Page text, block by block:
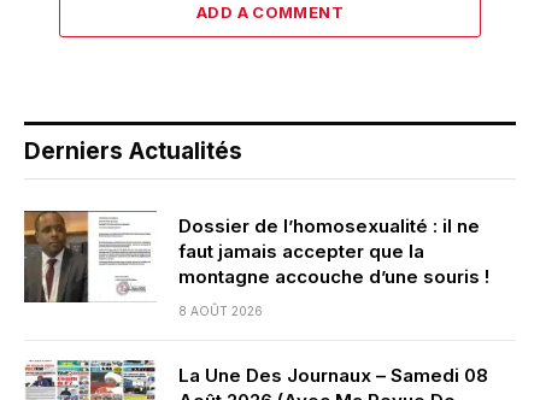
ADD A COMMENT
Derniers Actualités
Dossier de l’homosexualité : il ne
faut jamais accepter que la
montagne accouche d’une souris !
8 AOÛT 2026
La Une Des Journaux – Samedi 08